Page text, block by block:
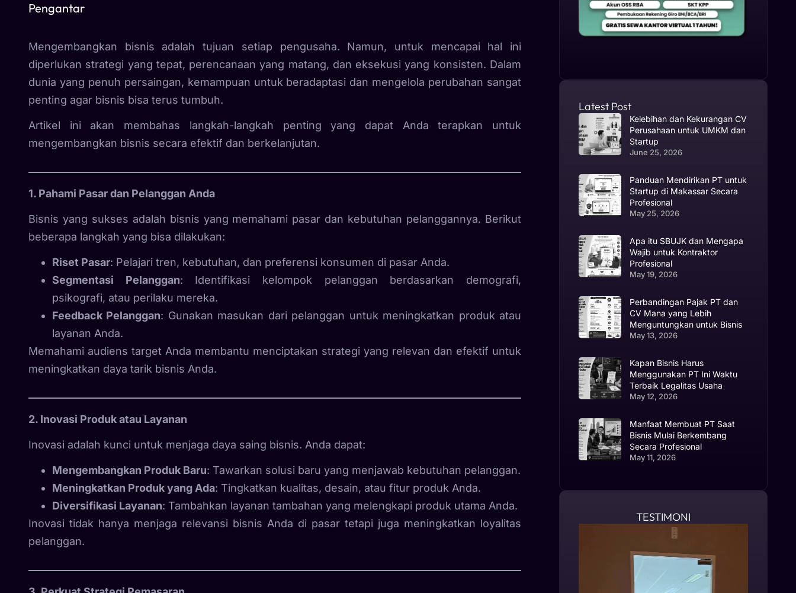
Pengantar
Mengembangkan bisnis adalah tujuan setiap pengusaha. Namun, untuk mencapai hal ini
diperlukan strategi yang tepat, perencanaan yang matang, dan eksekusi yang konsisten. Dalam
dunia yang penuh persaingan, kemampuan untuk beradaptasi dan mengelola perubahan sangat
penting agar bisnis bisa terus tumbuh.
Artikel ini akan membahas langkah-langkah penting yang dapat Anda terapkan untuk
mengembangkan bisnis secara efektif dan berkelanjutan.
1. Pahami Pasar dan Pelanggan Anda
Bisnis yang sukses adalah bisnis yang memahami pasar dan kebutuhan pelanggannya. Berikut
beberapa langkah yang bisa dilakukan:
Riset Pasar: Pelajari tren, kebutuhan, dan preferensi konsumen di pasar Anda.
Segmentasi Pelanggan: Identifikasi kelompok pelanggan berdasarkan demografi,
psikografi, atau perilaku mereka.
Feedback Pelanggan: Gunakan masukan dari pelanggan untuk meningkatkan produk atau
layanan Anda.
Memahami audiens target Anda membantu menciptakan strategi yang relevan dan efektif untuk
meningkatkan daya tarik bisnis Anda.
2. Inovasi Produk atau Layanan
Inovasi adalah kunci untuk menjaga daya saing bisnis. Anda dapat:
Mengembangkan Produk Baru: Tawarkan solusi baru yang menjawab kebutuhan pelanggan.
Meningkatkan Produk yang Ada: Tingkatkan kualitas, desain, atau fitur produk Anda.
Diversifikasi Layanan: Tambahkan layanan tambahan yang melengkapi produk utama Anda.
Inovasi tidak hanya menjaga relevansi bisnis Anda di pasar tetapi juga meningkatkan loyalitas
pelanggan.
Latest Post
Kelebihan dan Kekurangan CV
Perusahaan untuk UMKM dan
Startup
June 25, 2026
Panduan Mendirikan PT untuk
Startup di Makassar Secara
Profesional
May 25, 2026
Apa itu SBUJK dan Mengapa
Wajib untuk Kontraktor
Profesional
May 19, 2026
Perbandingan Pajak PT dan
CV Mana yang Lebih
Menguntungkan untuk Bisnis
May 13, 2026
Kapan Bisnis Harus
Menggunakan PT Ini Waktu
Terbaik Legalitas Usaha
May 12, 2026
Manfaat Membuat PT Saat
Bisnis Mulai Berkembang
Secara Profesional
May 11, 2026
TESTIMONI